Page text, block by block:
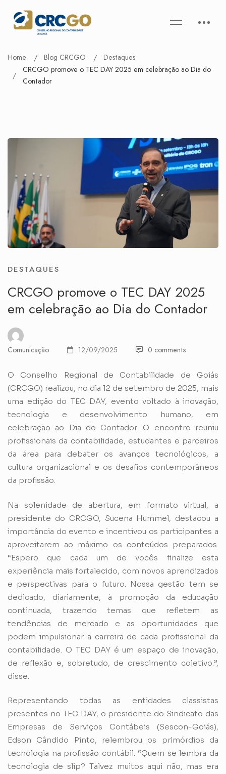
Home Blog CRCGO
Destaques
CRCGO promove o TEC DAY 2025 em celebração ao Dia do
Contador
DESTAQUES
CRCGO promove o TEC DAY 2025
em celebração ao Dia do Contador
Comunicação 12/09/2025 0 comments
O Conselho Regional de Contabilidade de Goiás
(CRCGO) realizou, no dia 12 de setembro de 2025, mais
uma edição do TEC DAY, evento voltado à inovação,
tecnologia e desenvolvimento humano, em
celebração ao Dia do Contador. O encontro reuniu
profissionais da contabilidade, estudantes e parceiros
da área para debater os avanços tecnológicos, a
cultura organizacional e os desafios contemporâneos
da profissão.
Na solenidade de abertura, em formato virtual, a
presidente do CRCGO, Sucena Hummel, destacou a
importância do evento e incentivou os participantes a
aproveitarem ao máximo os conteúdos preparados.
“Espero que cada um de vocês finalize esta
experiência mais fortalecido, com novos aprendizados
e perspectivas para o futuro. Nossa gestão tem se
dedicado, diariamente, à promoção da educação
continuada, trazendo temas que refletem as
tendências de mercado e as oportunidades que
podem impulsionar a carreira de cada profissional da
contabilidade. O TEC DAY é um espaço de inovação,
de reflexão e, sobretudo, de crescimento coletivo.”,
disse.
Representando todas as entidades classistas
presentes no TEC DAY, o presidente do Sindicato das
Empresas de Serviços Contábeis (Sescon-Goiás),
Edson Cândido Pinto, relembrou os primórdios da
tecnologia na profissão contábil. “Quem se lembra da
tecnologia de slip? Talvez muitos aqui não, mas era